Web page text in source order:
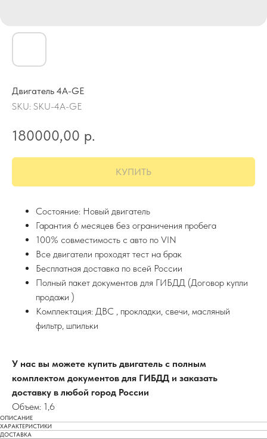
Двигатель 4A-GE
SKU: SKU-4A-GE
180000,00 р.
КУПИТЬ
Состояние: Новый двигатель
Гарантия 6 месяцев без ограничения пробега
100% совместимость с авто по VIN
Все двигатели проходят тест на брак
Бесплатная доставка по всей России
Полный пакет документов для ГИБДД (Договор купли
продажи )
Комплектация: ДВС , прокладки, свечи, масляный
фильтр, шпильки
У нас вы можете купить двигатель с полным
комплектом документов для ГИБДД и заказать
доставку в любой город России
Объем: 1,6
ОПИСАНИЕ
ХАРАКТЕРИСТИКИ
ДОСТАВКА